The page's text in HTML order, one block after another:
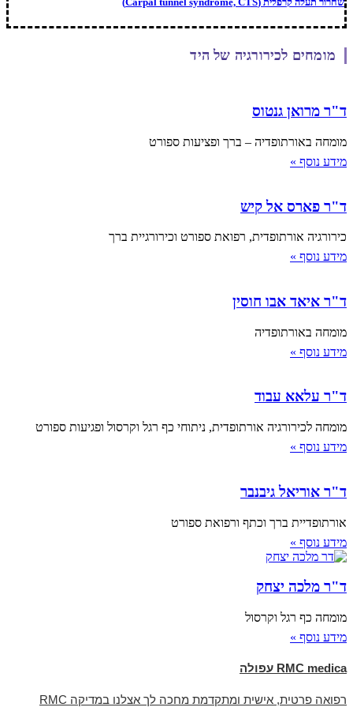
מומחים לכירורגיה של היד
ד"ר מרואן גנטוס
מומחה באורתופדיה – ברך ופציעות ספורט
מידע נוסף »
ד"ר פארס אל קיש
כירורגיה אורתופדית, רפואת ספורט וכירורגיית ברך
מידע נוסף »
ד"ר איאד אבו חוסין
מומחה באורתופדיה
מידע נוסף »
ד"ר עלאא עבוד
מומחה לכירורגיה אורתופדית, ניתוחי כף רגל וקרסול ופגיעות ספורט
מידע נוסף »
ד"ר אוריאל גיבנבר
אורתופדיית ברך וכתף ורפואת ספורט
מידע נוסף »
ד"ר מלכה יצחק
מומחה כף רגל וקרסול
מידע נוסף »
RMC medica עפולה
רפואה פרטית, אישית ומתקדמת מחכה לך אצלנו במדיקה RMC